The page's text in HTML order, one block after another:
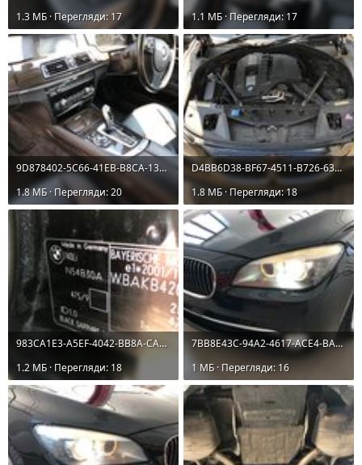
1.3 MБ · Перегляди: 17
1.1 MБ · Перегляди: 17
9D878402-5C66-41EB-B8CA-13A9B720C29F.jpeg
1.8 MБ · Перегляди: 20
D4BB6D38-BF67-4511-B726-639A4F7C1B1C.jpeg
1.8 MБ · Перегляди: 18
983CA1E3-A5EF-4042-BB8A-CAE80B2A9B22.jpeg
1.2 MБ · Перегляди: 18
7BB8E43C-94A2-4617-ACE4-BA06017C5918.jpeg
1 MБ · Перегляди: 16